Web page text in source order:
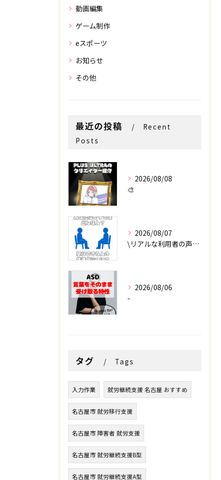
動画編集
ゲーム制作
eスポーツ
お知らせ
その他
最近の投稿
Recent
Posts
2026/08/08
🎨
2026/08/07
\リアルな利用者の声📣/
2026/08/06
-
タグ Tags
入力作業 就労継続支援 名古屋 おすすめ
名古屋市 就労移行支援
名古屋市 障害者 就労支援
名古屋市 就労継続支援B型
名古屋市 就労継続支援A型